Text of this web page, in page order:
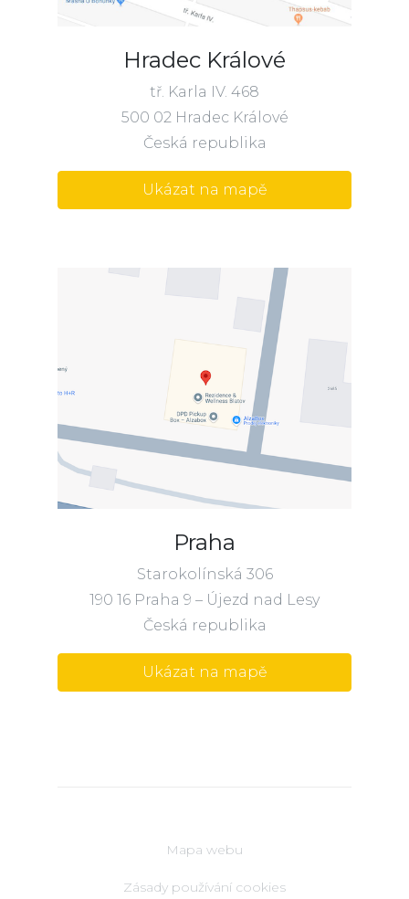
Hradec Králové
tř. Karla IV. 468
500 02 Hradec Králové
Česká republika
Ukázat na mapě
Praha
Starokolínská 306
190 16 Praha 9 – Újezd nad Lesy
Česká republika
Ukázat na mapě
Mapa webu
Zásady používání cookies